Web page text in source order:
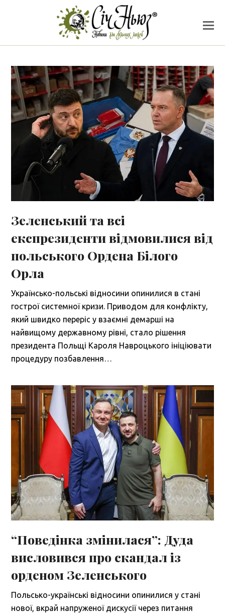
Зеленський та всі
експрезиденти відмовилися від
польського Ордена Білого
Орла
Українсько-польські відносини опинилися в стані
гострої системної кризи. Приводом для конфлікту,
який швидко переріс у взаємні демарші на
найвищому державному рівні, стало рішення
президента Польщі Кароля Навроцького ініціювати
процедуру позбавлення…
“Поведінка змінилася”: Дуда
висловився про скандал із
орденом Зеленського
Польсько-українські відносини опинилися у стані
нової, вкрай напруженої дискусії через питання